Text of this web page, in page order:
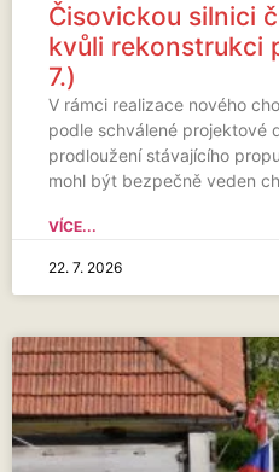
Čisovickou silnici
kvůli rekonstrukci
7.)
V rámci realizace nového
podle schválené projektové
prodloužení stávajícího
mohl být bezpečně veden
VÍCE...
22. 7. 2026